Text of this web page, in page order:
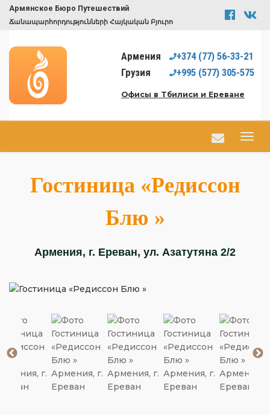
Армянское Бюро Путешествий
Ճանապարհորդությունների Հայկական Բյուրո
Армения +374 (77) 56-33-21
Грузия
+995 (577) 305-575
Офисы в Тбилиси и Ереване
Гостиница «Редиссон
Блю »
Армения, г. Ереван, ул. Азатутяна 2/2